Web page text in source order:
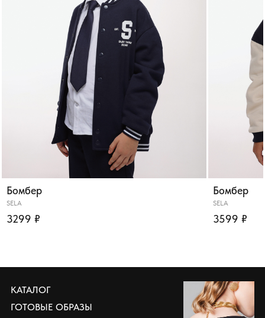
Бомбер
SELA
3299 ₽
Бомбер
SELA
3599 ₽
КАТАЛОГ
ГОТОВЫЕ ОБРАЗЫ